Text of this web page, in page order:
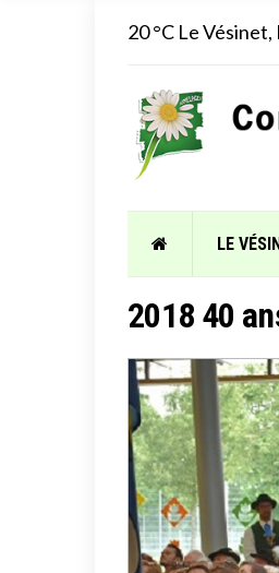
20 °C Le Vésinet,
LE
2018 40